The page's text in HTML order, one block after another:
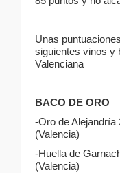
Unas
siguientes vinos y
Valenciana
BACO DE ORO
-Oro de Alejandría
(Valencia)
-Huella de
(Valencia)